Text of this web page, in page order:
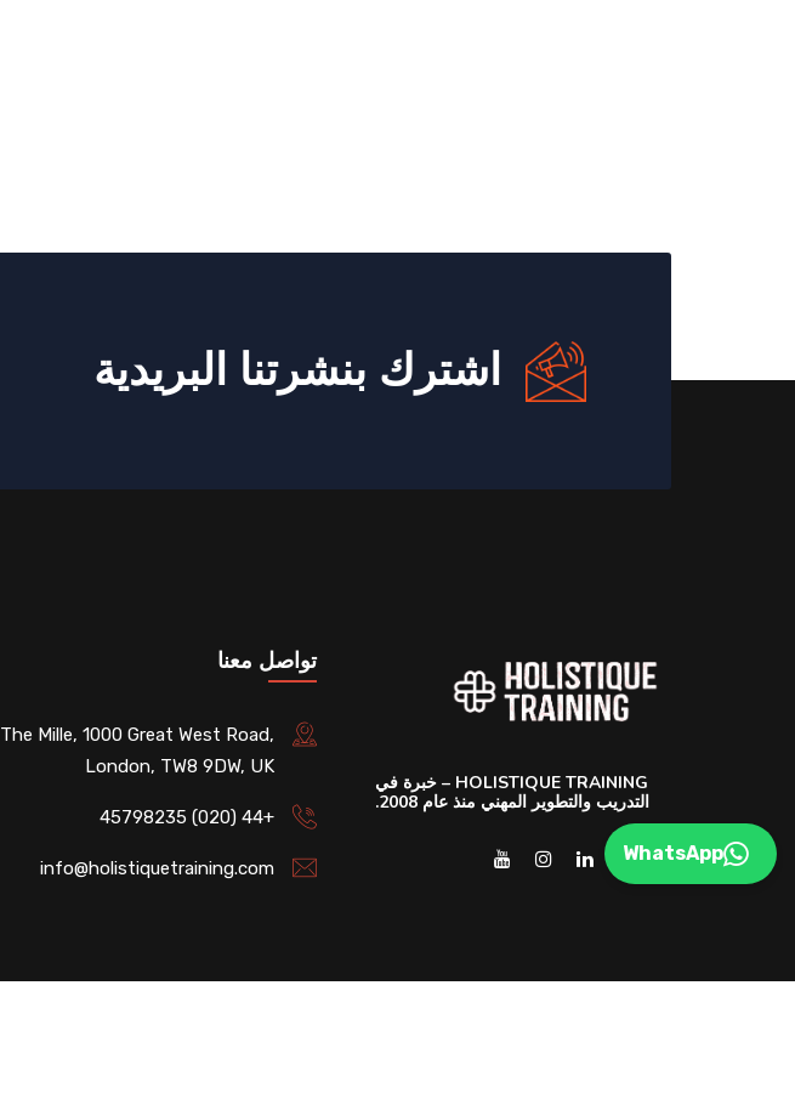
اشترك بنشرتنا البريدية
HOLISTIQUE TRAINING – خبرة في
التدريب والتطوير المهني منذ عام 2008.
تواصل معنا
The Mille, 1000 Great West Road,
London, TW8 9DW, UK
+44 (020) 45798235
info@holistiquetraining.com
WhatsApp